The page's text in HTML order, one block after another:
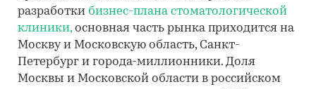
разработки бизнес-плана стоматологической
клиники,основная часть рынка приходится на
Москву и Московскую область, Санкт-
Петербург и города-миллионники. Доля
Москвы и Московской области в российском